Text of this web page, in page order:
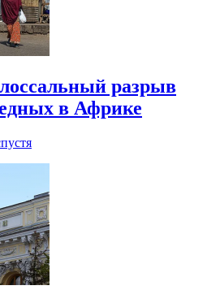
разрыв
в Африке